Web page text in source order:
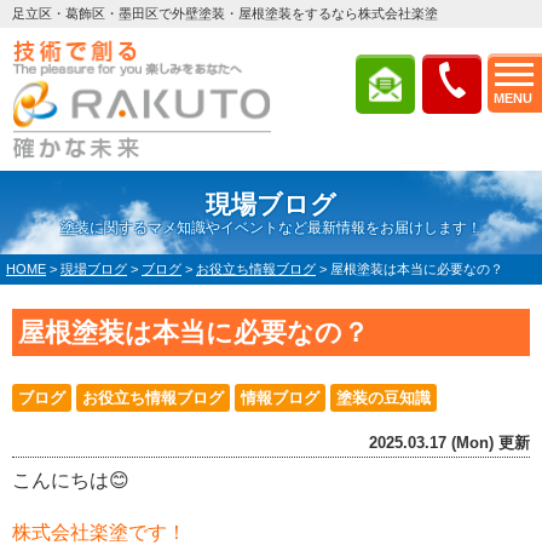
MENU
足立区・葛飾区・墨田区で外壁塗装・屋根塗装をするなら株式会社楽塗
現場ブログ
塗装に関するマメ知識やイベントなど最新情報をお届けします！
HOME > 現場ブログ > ブログ > お役立ち情報ブログ > 屋根塗装は本当に必要なの？
屋根塗装は本当に必要なの？
ブログ お役立ち情報ブログ 情報ブログ 塗装の豆知識
2025.03.17 (Mon) 更新
こんにちは😊
株式会社楽塗です！